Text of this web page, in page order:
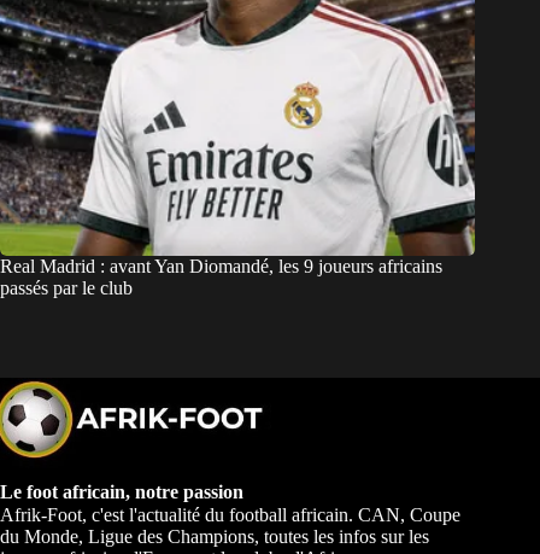
Real Madrid : avant Yan Diomandé, les 9 joueurs africains
passés par le club
Le foot africain, notre passion
Afrik-Foot, c'est l'actualité du football africain. CAN, Coupe
du Monde, Ligue des Champions, toutes les infos sur les